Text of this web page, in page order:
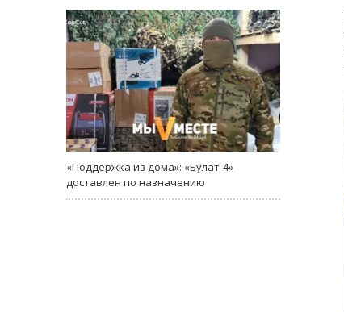
«Поддержка из дома»: «Булат-4»
доставлен по назначению